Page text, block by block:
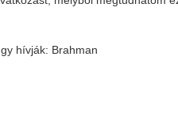
hívják: Brahman